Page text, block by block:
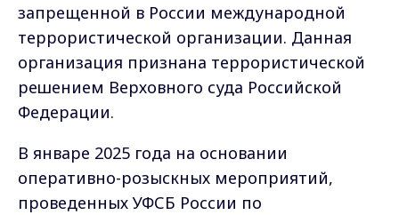
запрещенной в России международной
террористической организации. Данная
организация признана террористической
решением Верховного суда Российской
Федерации.
В январе 2025 года на основании
оперативно-розыскных мероприятий,
проведенных УФСБ России по